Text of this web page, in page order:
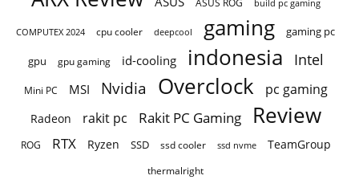
build pc gaming
COMPUTEX 2024 cpu cooler deepcool gaming gaming pc
gpu gpu gaming id-cooling indonesia Intel
Mini PC MSI Nvidia Overclock pc gaming
Radeon rakit pc Rakit PC Gaming Review
ROG RTX Ryzen SSD ssd cooler ssd nvme TeamGroup
thermalright